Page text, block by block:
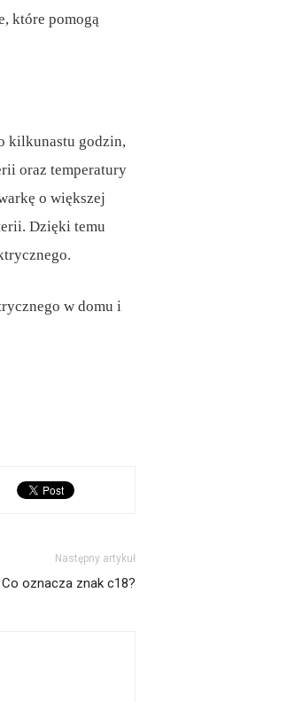
które pomogą
kilkunastu godzin,
oraz temperatury
o większej
Dzięki temu
w domu i
Następny artykuł
Co oznacza znak c18?